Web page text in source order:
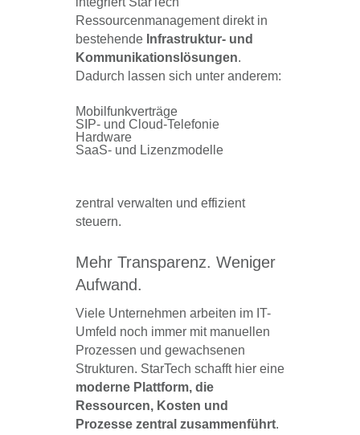
Ressourcenmanagement direkt in
bestehende Infrastruktur- und
Kommunikationslösungen.
Dadurch lassen sich unter anderem:
Mobilfunkverträge
SIP- und Cloud-Telefonie
Hardware
SaaS- und Lizenzmodelle
zentral verwalten und effizient
steuern.
Mehr Transparenz. Weniger
Aufwand.
Viele Unternehmen arbeiten im IT-
Umfeld noch immer mit manuellen
Prozessen und gewachsenen
Strukturen. StarTech schafft hier eine
moderne Plattform, die
Ressourcen, Kosten und
Prozesse zentral zusammenführt.